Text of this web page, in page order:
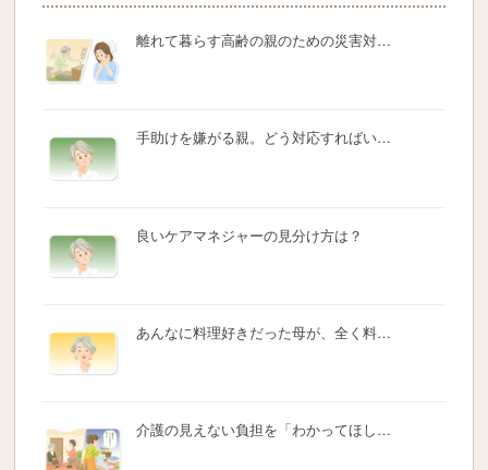
離れて暮らす高齢の親のための災害対…
手助けを嫌がる親。どう対応すればい…
良いケアマネジャーの見分け方は？
あんなに料理好きだった母が、全く料…
介護の見えない負担を「わかってほし…